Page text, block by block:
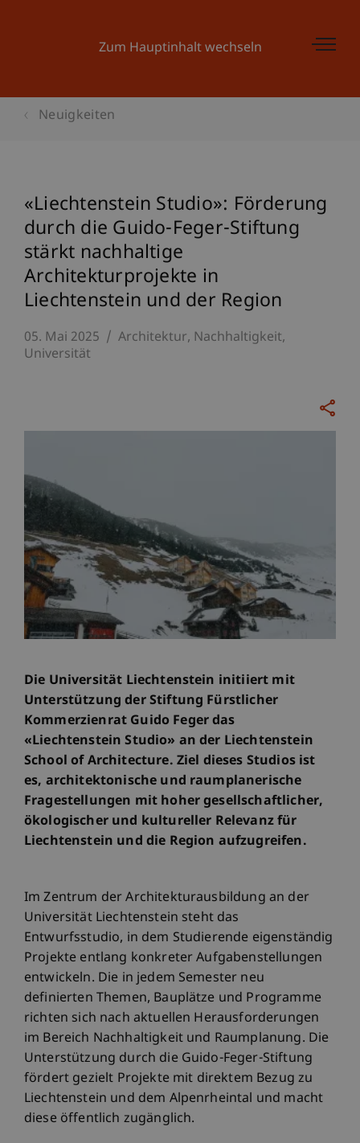
Zum Hauptinhalt wechseln
Neuigkeiten
«Liechtenstein Studio»: Förderung
durch die Guido-Feger-Stiftung
stärkt nachhaltige
Architekturprojekte in
Liechtenstein und der Region
05. Mai 2025 Architektur Nachhaltigkeit
Universität
Die Universität Liechtenstein initiiert mit
Unterstützung der Stiftung Fürstlicher
Kommerzienrat Guido Feger das
«Liechtenstein Studio» an der Liechtenstein
School of Architecture. Ziel dieses Studios ist
es, architektonische und raumplanerische
Fragestellungen mit hoher gesellschaftlicher,
ökologischer und kultureller Relevanz für
Liechtenstein und die Region aufzugreifen.
Im Zentrum der Architekturausbildung an der
Universität Liechtenstein steht das
Entwurfsstudio, in dem Studierende eigenständig
Projekte entlang konkreter Aufgabenstellungen
entwickeln. Die in jedem Semester neu
definierten Themen, Bauplätze und Programme
richten sich nach aktuellen Herausforderungen
im Bereich Nachhaltigkeit und Raumplanung. Die
Unterstützung durch die Guido-Feger-Stiftung
fördert gezielt Projekte mit direktem Bezug zu
Liechtenstein und dem Alpenrheintal und macht
diese öffentlich zugänglich.